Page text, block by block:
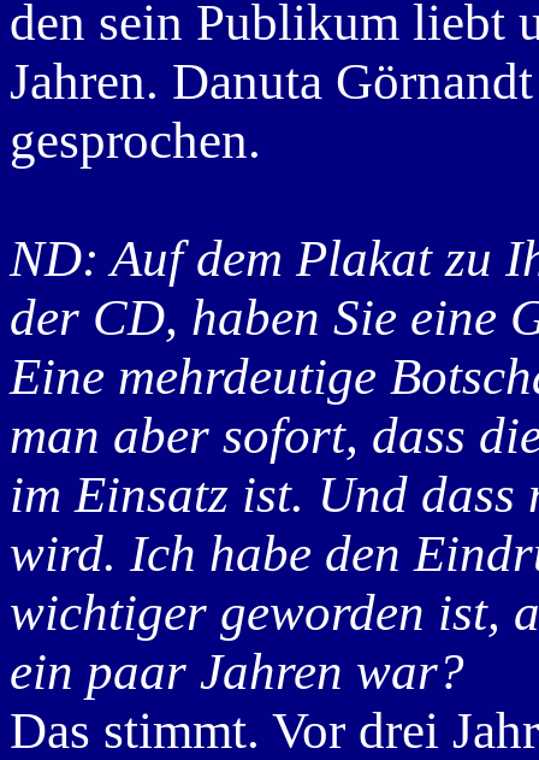
den sein Publikum liebt
Jahren. Danuta
gesprochen.
ND: Auf dem Plakat zu
der CD, haben Sie eine
Eine mehrdeutige
man aber sofort, dass
im Einsatz ist. Und
wird. Ich habe den
wichtiger geworden ist,
ein paar Jahren war?
Das stimmt. Vor drei